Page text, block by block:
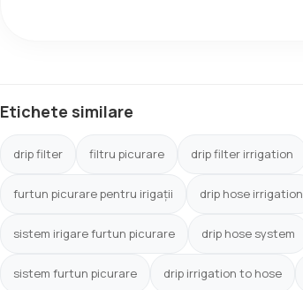
Etichete similare
drip filter filtru picurare drip filter irrigation
furtun picurare pentru irigații drip hose irrigation
sistem irigare furtun picurare drip hose system
sistem furtun picurare drip irrigation to hose